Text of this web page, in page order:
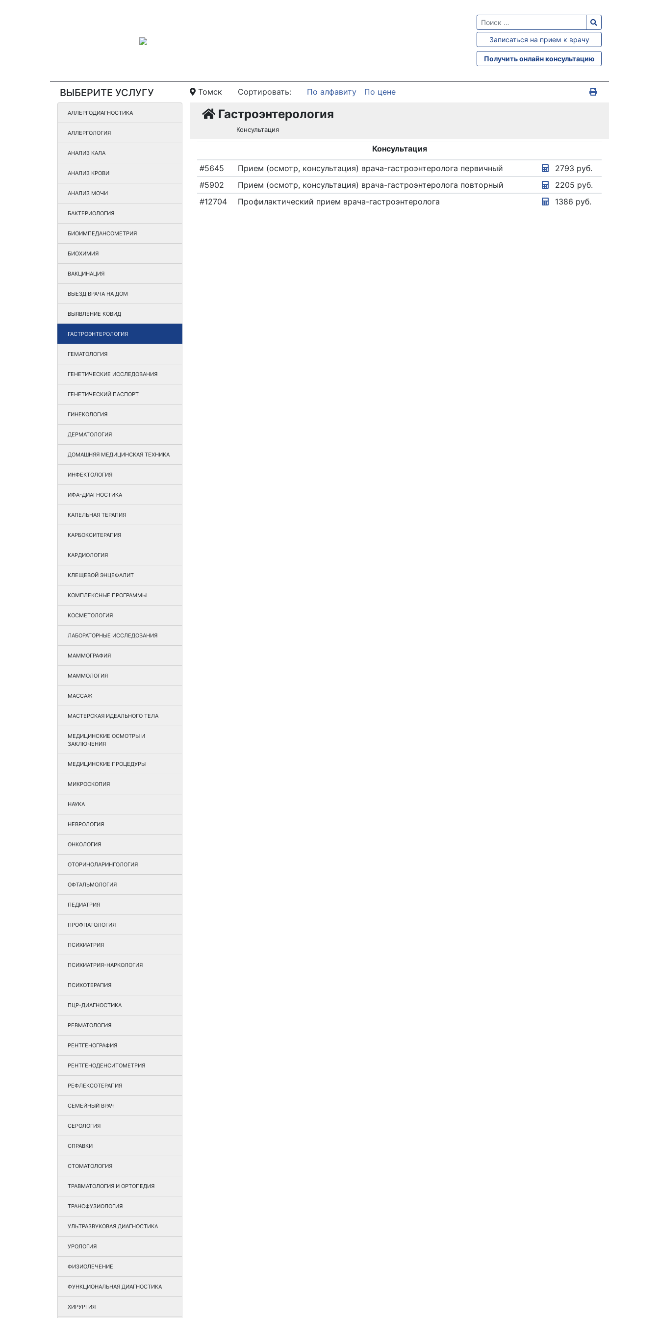
Записаться на прием к врачу
Получить онлайн консультацию
ВЫБЕРИТЕ УСЛУГУ Томск Сортировать: По алфавиту По цене
АЛЛЕРГОДИАГНОСТИКА
АЛЛЕРГОЛОГИЯ
АНАЛИЗ КАЛА
АНАЛИЗ КРОВИ
АНАЛИЗ МОЧИ
БАКТЕРИОЛОГИЯ
БИОИМПЕДАНСОМЕТРИЯ
БИОХИМИЯ
ВАКЦИНАЦИЯ
ВЫЕЗД ВРАЧА НА ДОМ
ВЫЯВЛЕНИЕ КОВИД
ГАСТРОЭНТЕРОЛОГИЯ
ГЕМАТОЛОГИЯ
ГЕНЕТИЧЕСКИЕ ИССЛЕДОВАНИЯ
ГЕНЕТИЧЕСКИЙ ПАСПОРТ
ГИНЕКОЛОГИЯ
ДЕРМАТОЛОГИЯ
ДОМАШНЯЯ МЕДИЦИНСКАЯ ТЕХНИКА
ИНФЕКТОЛОГИЯ
ИФА-ДИАГНОСТИКА
КАПЕЛЬНАЯ ТЕРАПИЯ
КАРБОКСИТЕРАПИЯ
КАРДИОЛОГИЯ
КЛЕЩЕВОЙ ЭНЦЕФАЛИТ
КОМПЛЕКСНЫЕ ПРОГРАММЫ
КОСМЕТОЛОГИЯ
ЛАБОРАТОРНЫЕ ИССЛЕДОВАНИЯ
МАММОГРАФИЯ
МАММОЛОГИЯ
МАССАЖ
МАСТЕРСКАЯ ИДЕАЛЬНОГО ТЕЛА
МЕДИЦИНСКИЕ ОСМОТРЫ И
ЗАКЛЮЧЕНИЯ
МЕДИЦИНСКИЕ ПРОЦЕДУРЫ
МИКРОСКОПИЯ
НАУКА
НЕВРОЛОГИЯ
ОНКОЛОГИЯ
ОТОРИНОЛАРИНГОЛОГИЯ
ОФТАЛЬМОЛОГИЯ
ПЕДИАТРИЯ
ПРОФПАТОЛОГИЯ
ПСИХИАТРИЯ
ПСИХИАТРИЯ-НАРКОЛОГИЯ
ПСИХОТЕРАПИЯ
ПЦР-ДИАГНОСТИКА
РЕВМАТОЛОГИЯ
РЕНТГЕНОГРАФИЯ
РЕНТГЕНОДЕНСИТОМЕТРИЯ
РЕФЛЕКСОТЕРАПИЯ
СЕМЕЙНЫЙ ВРАЧ
СЕРОЛОГИЯ
СПРАВКИ
СТОМАТОЛОГИЯ
ТРАВМАТОЛОГИЯ И ОРТОПЕДИЯ
ТРАНСФУЗИОЛОГИЯ
УЛЬТРАЗВУКОВАЯ ДИАГНОСТИКА
УРОЛОГИЯ
ФИЗИОЛЕЧЕНИЕ
ФУНКЦИОНАЛЬНАЯ ДИАГНОСТИКА
ХИРУРГИЯ
Гастроэнтерология
Консультация
Консультация
#5645
Прием (осмотр, консультация) врача-гастроэнтеролога первичный
2793 руб.
#5902
Прием (осмотр, консультация) врача-гастроэнтеролога повторный
2205 руб.
#12704
Профилактический прием врача-гастроэнтеролога 1386 руб.